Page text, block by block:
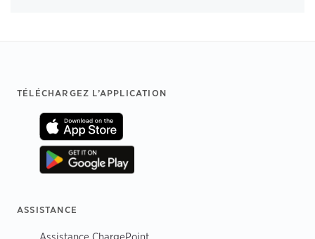
Footer
TÉLÉCHARGEZ L’APPLICATION
ASSISTANCE